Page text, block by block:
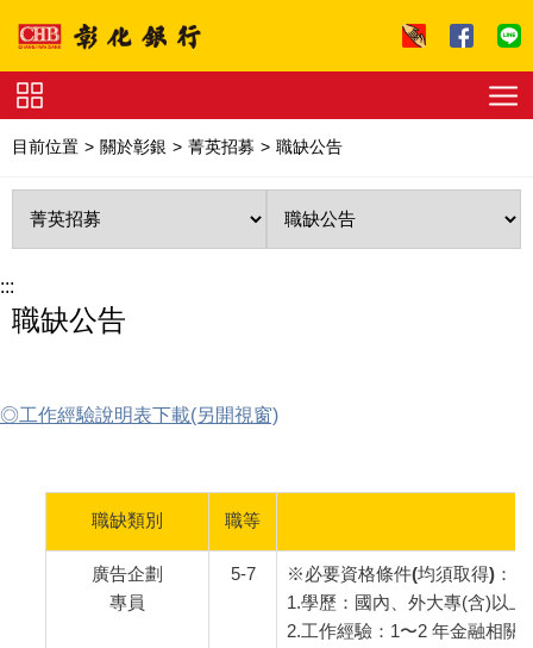
證
券
收
費
標
準
理
算
友
拍
專
目前位置 關於彰銀 菁英招募 職缺公告
:::
職缺公告
◎工作經驗說明表下載(另開視窗)
職缺類別 職等
廣告企劃
專員
5-7 ※必要資格條件(均須取得) ：
1.學歷：國內、外大專(含)以
2.工作經驗：1〜2 年金融相